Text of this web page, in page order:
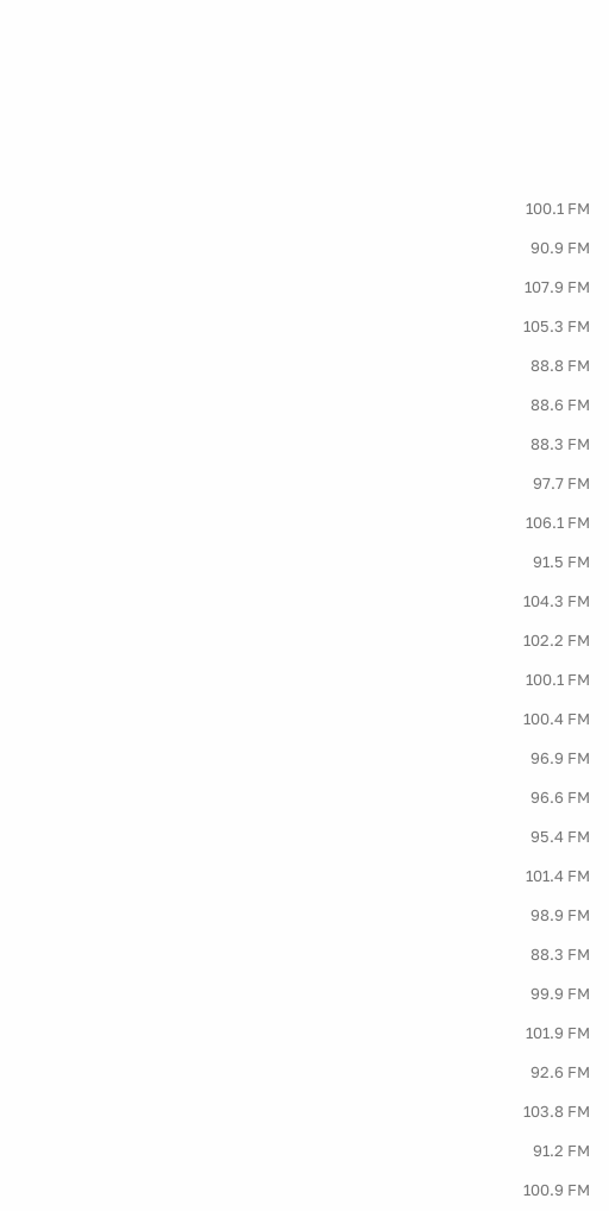
100.1 FM
90.9 FM
107.9 FM
105.3 FM
88.8 FM
88.6 FM
88.3 FM
97.7 FM
106.1 FM
91.5 FM
104.3 FM
102.2 FM
100.1 FM
100.4 FM
96.9 FM
96.6 FM
95.4 FM
101.4 FM
98.9 FM
88.3 FM
99.9 FM
101.9 FM
92.6 FM
103.8 FM
91.2 FM
100.9 FM